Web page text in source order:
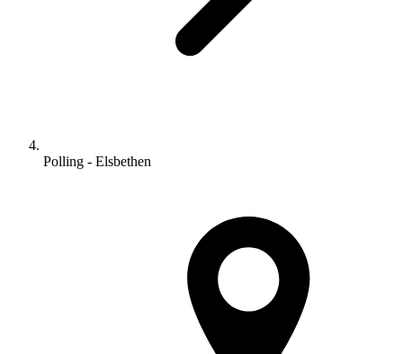
Polling - Elsbethen